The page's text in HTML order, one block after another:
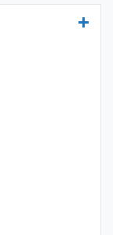
barre.